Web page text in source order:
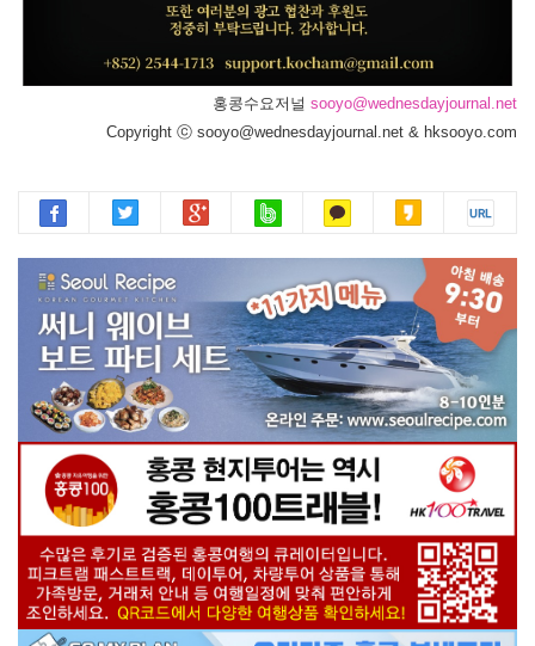
홍콩수요저널 sooyo@wednesdayjournal.net
Copyright ⓒ sooyo@wednesdayjournal.net & hksooyo.com